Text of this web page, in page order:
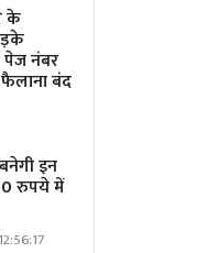
के
पेज नंबर
फैलाना बंद
इन
रुपये में